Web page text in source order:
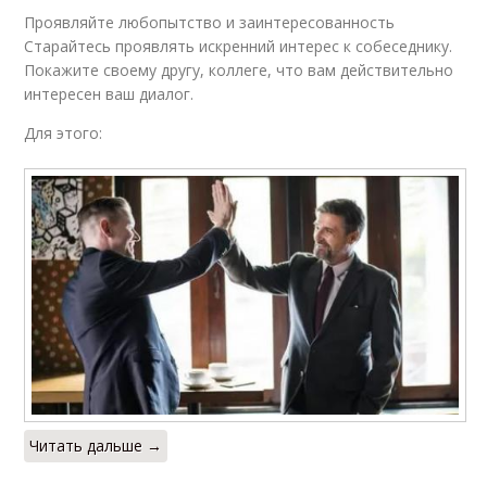
Проявляйте любопытство и заинтересованность
Старайтесь проявлять искренний интерес к собеседнику.
Покажите своему другу, коллеге, что вам действительно
интересен ваш диалог.
Для этого:
Читать дальше →